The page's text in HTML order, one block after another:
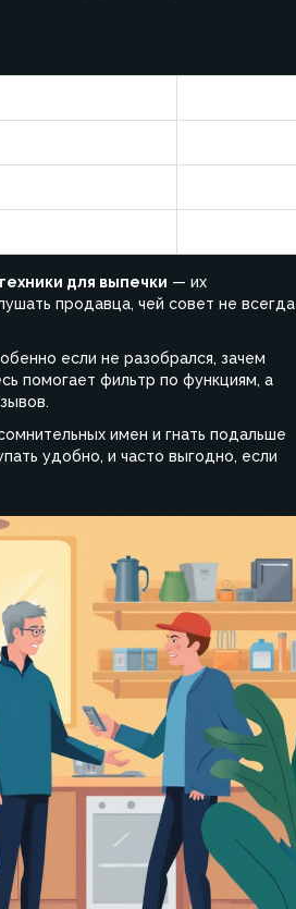
для выпечки — их
продавца, чей совет не всегда
если не разобрался, зачем
помогает фильтр по функциям, а
имен и гнать подальше
удобно, и часто выгодно, если